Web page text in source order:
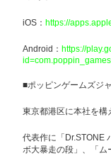
iOS： https://
Android： https://
■ポッピンゲームズジ
東京都港区に本社を構
代表作に「Dr.STONE
ボ大暴走の段」、「ム